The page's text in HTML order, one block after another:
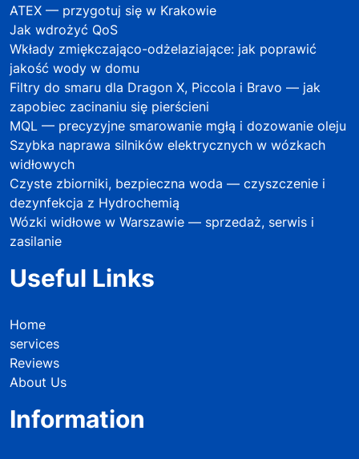
ATEX — przygotuj się w Krakowie
Jak wdrożyć QoS
Wkłady zmiękczająco-odżelaziające: jak poprawić
jakość wody w domu
Filtry do smaru dla Dragon X, Piccola i Bravo — jak
zapobiec zacinaniu się pierścieni
MQL — precyzyjne smarowanie mgłą i dozowanie oleju
Szybka naprawa silników elektrycznych w wózkach
widłowych
Czyste zbiorniki, bezpieczna woda — czyszczenie i
dezynfekcja z Hydrochemią
Wózki widłowe w Warszawie — sprzedaż, serwis i
zasilanie
Useful Links
Home
services
Reviews
About Us
Information